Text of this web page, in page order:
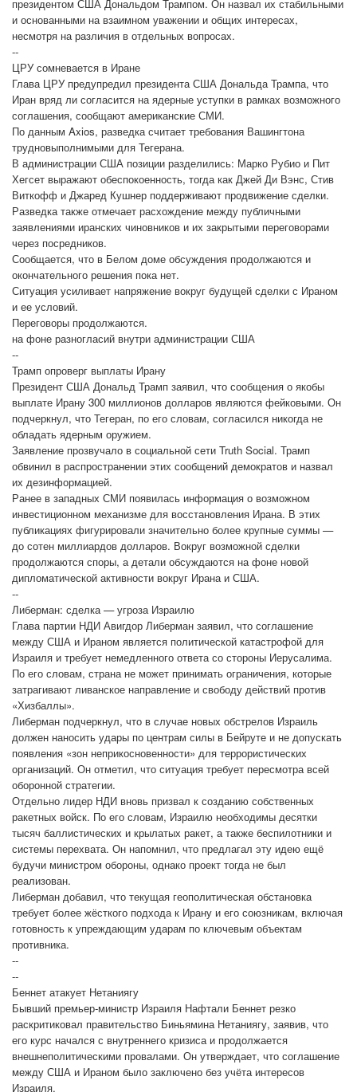
президентом США Дональдом Трампом. Он назвал их стабильными
и основанными на взаимном уважении и общих интересах,
несмотря на различия в отдельных вопросах.
--
ЦРУ сомневается в Иране
Глава ЦРУ предупредил президента США Дональда Трампа, что
Иран вряд ли согласится на ядерные уступки в рамках возможного
соглашения, сообщают американские СМИ.
По данным Axios, разведка считает требования Вашингтона
трудновыполнимыми для Тегерана.
В администрации США позиции разделились: Марко Рубио и Пит
Хегсет выражают обеспокоенность, тогда как Джей Ди Вэнс, Стив
Виткофф и Джаред Кушнер поддерживают продвижение сделки.
Разведка также отмечает расхождение между публичными
заявлениями иранских чиновников и их закрытыми переговорами
через посредников.
Сообщается, что в Белом доме обсуждения продолжаются и
окончательного решения пока нет.
Ситуация усиливает напряжение вокруг будущей сделки с Ираном
и ее условий.
Переговоры продолжаются.
на фоне разногласий внутри администрации США
--
Трамп опроверг выплаты Ирану
Президент США Дональд Трамп заявил, что сообщения о якобы
выплате Ирану 300 миллионов долларов являются фейковыми. Он
подчеркнул, что Тегеран, по его словам, согласился никогда не
обладать ядерным оружием.
Заявление прозвучало в социальной сети Truth Social. Трамп
обвинил в распространении этих сообщений демократов и назвал
их дезинформацией.
Ранее в западных СМИ появилась информация о возможном
инвестиционном механизме для восстановления Ирана. В этих
публикациях фигурировали значительно более крупные суммы —
до сотен миллиардов долларов. Вокруг возможной сделки
продолжаются споры, а детали обсуждаются на фоне новой
дипломатической активности вокруг Ирана и США.
--
Либерман: сделка — угроза Израилю
Глава партии НДИ Авигдор Либерман заявил, что соглашение
между США и Ираном является политической катастрофой для
Израиля и требует немедленного ответа со стороны Иерусалима.
По его словам, страна не может принимать ограничения, которые
затрагивают ливанское направление и свободу действий против
«Хизбаллы».
Либерман подчеркнул, что в случае новых обстрелов Израиль
должен наносить удары по центрам силы в Бейруте и не допускать
появления «зон неприкосновенности» для террористических
организаций. Он отметил, что ситуация требует пересмотра всей
оборонной стратегии.
Отдельно лидер НДИ вновь призвал к созданию собственных
ракетных войск. По его словам, Израилю необходимы десятки
тысяч баллистических и крылатых ракет, а также беспилотники и
системы перехвата. Он напомнил, что предлагал эту идею ещё
будучи министром обороны, однако проект тогда не был
реализован.
Либерман добавил, что текущая геополитическая обстановка
требует более жёсткого подхода к Ирану и его союзникам, включая
готовность к упреждающим ударам по ключевым объектам
противника.
--
--
Беннет атакует Нетаниягу
Бывший премьер-министр Израиля Нафтали Беннет резко
раскритиковал правительство Биньямина Нетаниягу, заявив, что
его курс начался с внутреннего кризиса и продолжается
внешнеполитическими провалами. Он утверждает, что соглашение
между США и Ираном было заключено без учёта интересов
Израиля.